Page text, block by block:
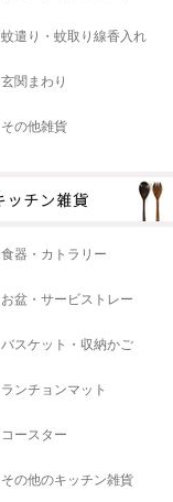
蚊遣り・蚊取り線香入れ
玄関まわり
その他雑貨
食器・カトラリー
お盆・サービストレー
バスケット・収納かご
ランチョンマット
コースター
その他のキッチン雑貨